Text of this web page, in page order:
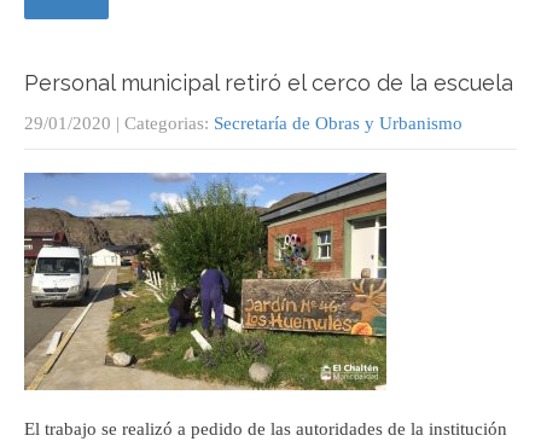
Personal municipal retiró el cerco de la escuela
29/01/2020 | Categorias: Secretaría de Obras y Urbanismo
El trabajo se realizó a pedido de las autoridades de la institución